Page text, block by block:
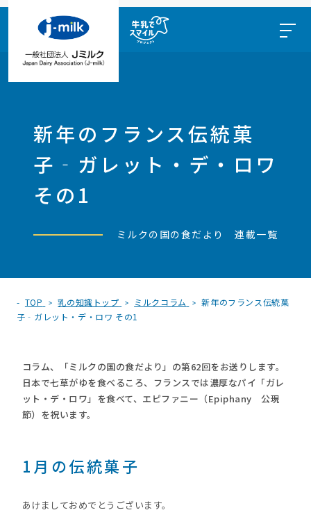
新年のフランス伝統菓
子‐ガレット・デ・ロワ
その1
ミルクの国の食だより 連載一覧
TOP 乳の知識トップ ミルクコラム
新年のフランス伝統菓
子‐ガレット・デ・ロワ その1
コラム、「ミルクの国の食だより」の第62回をお送りします。
日本で七草がゆを食べるころ、フランスでは濃厚なパイ「ガレ
ット・デ・ロワ」を食べて、エピファニー（Epiphany 公現
節）を祝います。
1月の伝統菓子
あけましておめでとうございます。